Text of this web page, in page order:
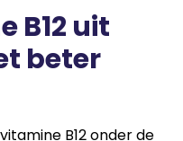
B12 uit
beter
B12 onder de